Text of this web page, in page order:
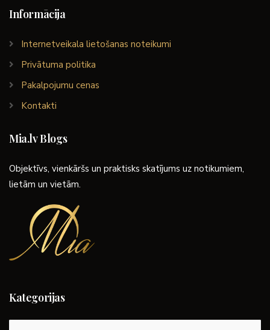
Informācija
Internetveikala lietošanas noteikumi
Privātuma politika
Pakalpojumu cenas
Kontakti
Mia.lv Blogs
Objektīvs, vienkāršs un praktisks skatījums uz notikumiem,
lietām un vietām.
Kategorijas